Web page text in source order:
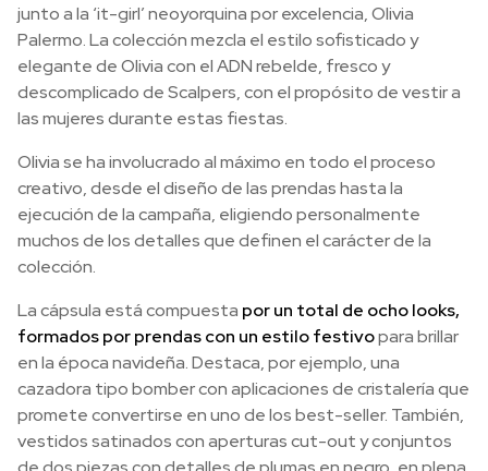
junto a la ‘it-girl’ neoyorquina por excelencia, Olivia
Palermo. La colección mezcla el estilo sofisticado y
elegante de Olivia con el ADN rebelde, fresco y
descomplicado de Scalpers, con el propósito de vestir a
las mujeres durante estas fiestas.
Olivia se ha involucrado al máximo en todo el proceso
creativo, desde el diseño de las prendas hasta la
ejecución de la campaña, eligiendo personalmente
muchos de los detalles que definen el carácter de la
colección.
La cápsula está compuesta por un total de ocho looks,
formados por prendas con un estilo festivopara brillar
en la época navideña. Destaca, por ejemplo, una
cazadora tipo bomber con aplicaciones de cristalería que
promete convertirse en uno de los best-seller. También,
vestidos satinados con aperturas cut-out y conjuntos